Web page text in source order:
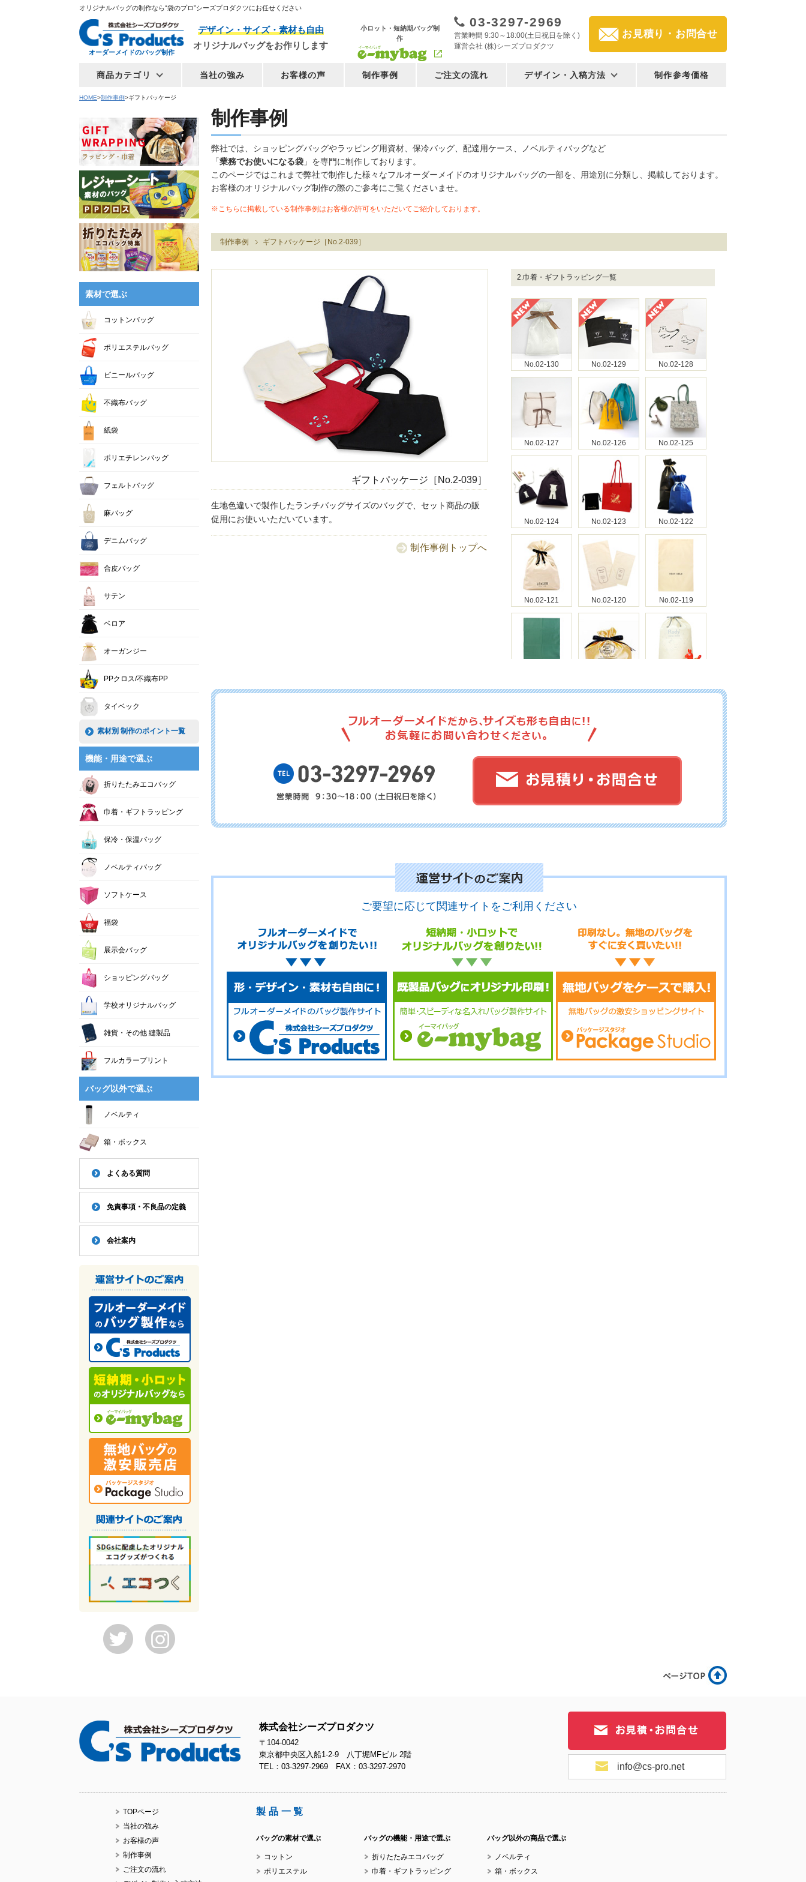
オリジナルバッグの制作なら“袋のプロ”シーズプロダクツにお任せください
オーダーメイドのバッグ制作
デザイン・サイズ・素材も自由
オリジナルバッグをお作りします
小ロット・短納期バッグ制
作
03-3297-2969
営業時間 9:30～18:00(土日祝日を除く)
運営会社 (株)シーズプロダクツ
お見積り・お問合せ
商品カテゴリ 当社の強み お客様の声 制作事例 ご注文の流れ デザイン・入稿方法 制作参考価格
HOME 制作事例 ギフトパッケージ
制作事例
弊社では、ショッピングバッグやラッピング用資材、保冷バッグ、配達用ケース、ノベルティバッグなど
「業務でお使いになる袋 」を専門に制作しております。
このページではこれまで弊社で制作した様々なフルオーダーメイドのオリジナルバッグの一部を、用途別に分類し、掲載しております。
お客様のオリジナルバッグ制作の際のご参考にご覧くださいませ。
※こちらに掲載している制作事例はお客様の許可をいただいてご紹介しております。
制作事例 ギフトパッケージ［No.2-039］
ギフトパッケージ［No.2-039］
生地色違いで製作したランチバッグサイズのバッグで、セット商品の販
促用にお使いいただいています。
制作事例トップへ
2.巾着・ギフトラッピング一覧
No.02-130 No.02-129 No.02-128
No.02-127 No.02-126 No.02-125
No.02-124 No.02-123 No.02-122
No.02-121 No.02-120 No.02-119
No.02-115 No.02-114 No.02-113
No.02-105 No.02-103 No.02-100
No.2-071 No.2-070
No.2-069
ご要望に応じて関連サイトをご利用ください
素材で選ぶ
コットンバッグ
ポリエステルバッグ
ビニールバッグ
不織布バッグ
紙袋
ポリエチレンバッグ
フェルトバッグ
麻バッグ
デニムバッグ
合皮バッグ
サテン
ベロア
オーガンジー
PPクロス/不織布PP
タイベック
素材別 制作のポイント一覧
機能・用途で選ぶ
折りたたみエコバッグ
巾着・ギフトラッピング
保冷・保温バッグ
ノベルティバッグ
ソフトケース
福袋
展示会バッグ
ショッピングバッグ
学校オリジナルバッグ
雑貨・その他 縫製品
フルカラープリント
バッグ以外で選ぶ
ノベルティ
箱・ボックス
よくある質問
免責事項・不良品の定義
会社案内
株式会社シーズプロダクツ
〒104-0042
東京都中央区入船1-2-9 八丁堀MFビル 2階
TEL：03-3297-2969 FAX：03-3297-2970
info@cs-pro.net
TOPページ
当社の強み
お客様の声
制作事例
ご注文の流れ
製品一覧
バッグの素材で選ぶ
コットン
ポリエステル
バッグの機能・用途で選ぶ
折りたたみエコバッグ
巾着・ギフトラッピング
バッグ以外の商品で選ぶ
ノベルティ
箱・ボックス